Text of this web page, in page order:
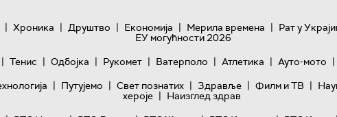
| Хроника | Друштво | Економија | Мерила времена | Рат у
ЕУ могућности 2026
| Тенис | Одбојка | Рукомет | Ватерполо | Атлетика | Ауто-мото |
| Путујемо | Свет познатих | Здравље | Филм и ТВ |
хероје | Наизглед здрав